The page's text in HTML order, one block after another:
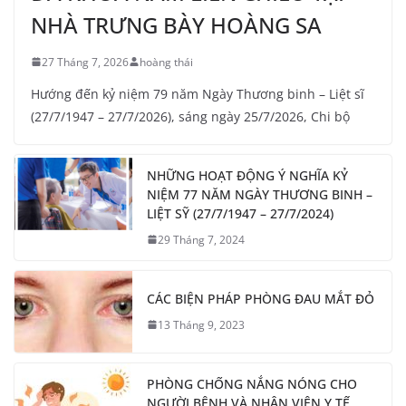
NHÀ TRƯNG BÀY HOÀNG SA
27 Tháng 7, 2026 hoàng thái
Hướng đến kỷ niệm 79 năm Ngày Thương binh – Liệt sĩ
(27/7/1947 – 27/7/2026), sáng ngày 25/7/2026, Chi bộ
NHỮNG HOẠT ĐỘNG Ý NGHĨA KỶ
NIỆM 77 NĂM NGÀY THƯƠNG BINH –
LIỆT SỸ (27/7/1947 – 27/7/2024)
29 Tháng 7, 2024
CÁC BIỆN PHÁP PHÒNG ĐAU MẮT ĐỎ
13 Tháng 9, 2023
PHÒNG CHỐNG NẮNG NÓNG CHO